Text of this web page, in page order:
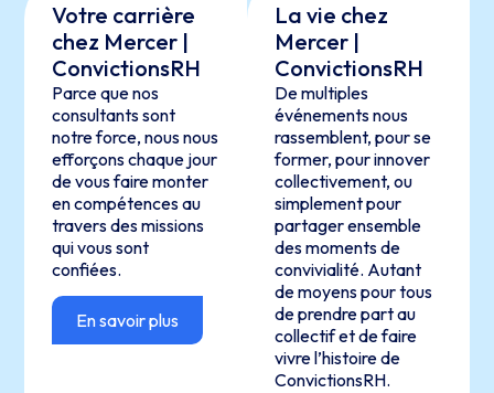
Votre carrière
chez Mercer |
ConvictionsRH
Parce que nos
consultants sont
notre force, nous nous
efforçons chaque jour
de vous faire monter
en compétences au
travers des missions
qui vous sont
confiées.
En savoir plus
La vie chez
Mercer |
ConvictionsRH
De multiples
événements nous
rassemblent, pour se
former, pour innover
collectivement, ou
simplement pour
partager ensemble
des moments de
convivialité. Autant
de moyens pour tous
de prendre part au
collectif et de faire
vivre l’histoire de
ConvictionsRH.